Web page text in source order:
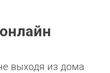
выходя из дома